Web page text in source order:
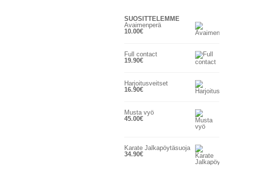
SUOSITTELEMME
Avaimenperä
10.00€
Full contact
19.90€
Harjoitusveitset
16.90€
Musta vyö
45.00€
Karate Jalkapöytäsuoja
34.90€